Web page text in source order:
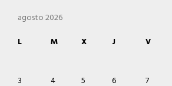
agosto 2026
L
M X J V
3
4 5 6 7